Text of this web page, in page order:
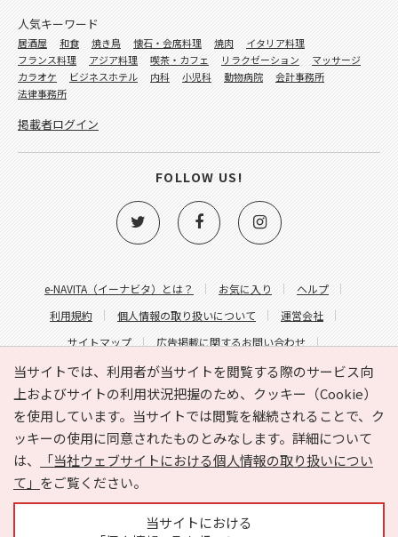
当サイトでは、利用者が当サイトを閲覧する際のサービス向
上およびサイトの利用状況把握のため、クッキー（Cookie）
を使用しています。当サイトでは閲覧を継続されることで、ク
ッキーの使用に同意されたものとみなします。詳細について
は、
「当社ウェブサイトにおける個人情報の取り扱いについ
て」 をご覧ください。
当サイトにおける
e-NAVITA（イーナビタ）とは？ お気に入り
ヘルプ
利用規約
個人情報の取り扱いについて
運営会社
サイトマップ
広告掲載に関するお問い合わせ
サイトの内容に関するお問い合わせ
人気キーワード
居酒屋 和食 焼き鳥 懐石・会席料理 焼肉
イタリア料理
フランス料理
アジア料理 喫茶・カフェ リラクゼーション
マッサージ
カラオケ
ビジネスホテル 内科 小児科 動物病院
会計事務所
法律事務所
掲載者ログイン
FOLLOW US!
Copyright © HYOJITO.Co.,Ltd. All Rights Reserved.